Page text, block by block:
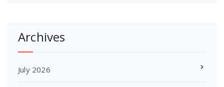
Archives
July 2026